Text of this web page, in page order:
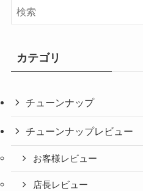
カテゴリ
チューンナップ
チューンナップレビュー
お客様レビュー
店長レビュー